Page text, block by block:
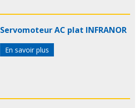
Servomoteur AC plat INFRANOR
En savoir plus